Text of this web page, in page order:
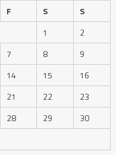
F S
S
1
2
7 8
9
14 15
16
21 22
23
28 29
30